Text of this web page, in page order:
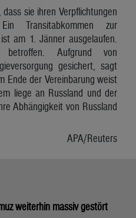
sie ihren Verpflichtungen
Transitabkommen zur
am 1. Jänner ausgelaufen.
Aufgrund von
gesichert, sagt
Ende der Vereinbarung weist
liege an Russland und der
Abhängigkeit von Russland
APA/Reuters
weiterhin massiv gestört